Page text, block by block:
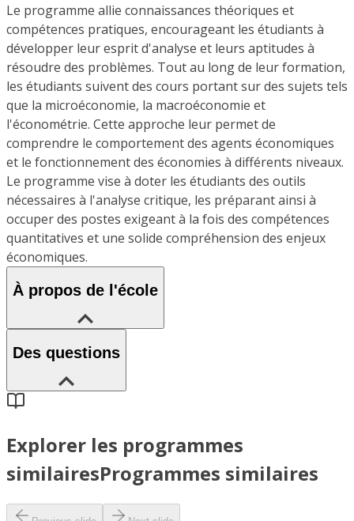
Le programme allie connaissances théoriques et
compétences pratiques, encourageant les étudiants à
développer leur esprit d'analyse et leurs aptitudes à
résoudre des problèmes. Tout au long de leur formation,
les étudiants suivent des cours portant sur des sujets tels
que la microéconomie, la macroéconomie et
l'économétrie. Cette approche leur permet de
comprendre le comportement des agents économiques
et le fonctionnement des économies à différents niveaux.
Le programme vise à doter les étudiants des outils
nécessaires à l'analyse critique, les préparant ainsi à
occuper des postes exigeant à la fois des compétences
quantitatives et une solide compréhension des enjeux
économiques.
À propos de l'école
Des questions
Explorer les programmes
similairesProgrammes similaires